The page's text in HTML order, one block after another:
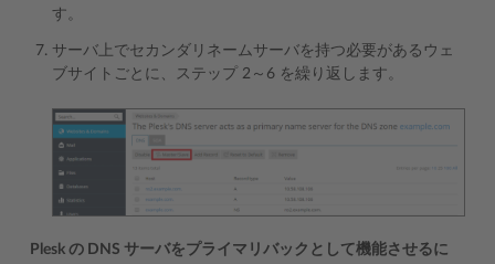
す。
サーバ上でセカンダリネームサーバを持つ必要があるウェ
ブサイトごとに、ステップ 2～6 を繰り返します。
Plesk の DNS サーバをプライマリバックとして機能させるに